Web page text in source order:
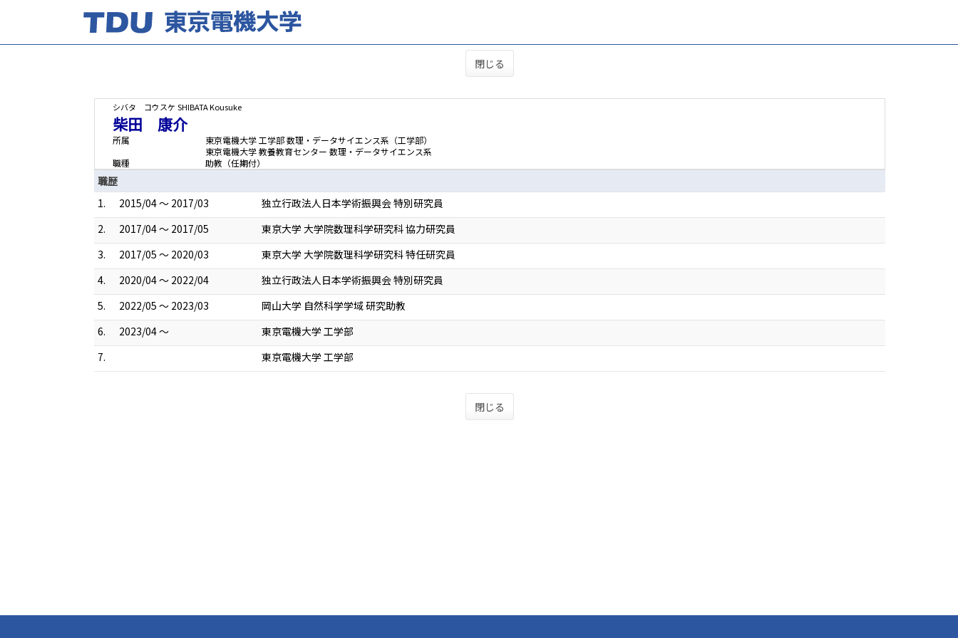
閉じる
シバタ コウスケ SHIBATA Kousuke
柴田 康介
所属
東京電機大学 工学部 数理・データサイエンス系（工学部）
東京電機大学 教養教育センター 数理・データサイエンス系
職種
助教（任期付）
職歴
1.
2015/04 ～ 2017/03
独立行政法人日本学術振興会 特別研究員
2.
2017/04 ～ 2017/05
東京大学 大学院数理科学研究科 協力研究員
3.
2017/05 ～ 2020/03
東京大学 大学院数理科学研究科 特任研究員
4.
2020/04 ～ 2022/04
独立行政法人日本学術振興会 特別研究員
5.
2022/05 ～ 2023/03
岡山大学 自然科学学域 研究助教
6.
2023/04 ～
東京電機大学 工学部
7.
東京電機大学 工学部
閉じる